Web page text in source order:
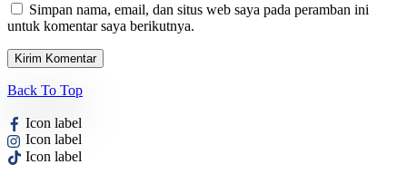
Simpan nama, email, dan situs web saya pada peramban ini
untuk komentar saya berikutnya.
Back To Top
Icon label
Icon label
Icon label